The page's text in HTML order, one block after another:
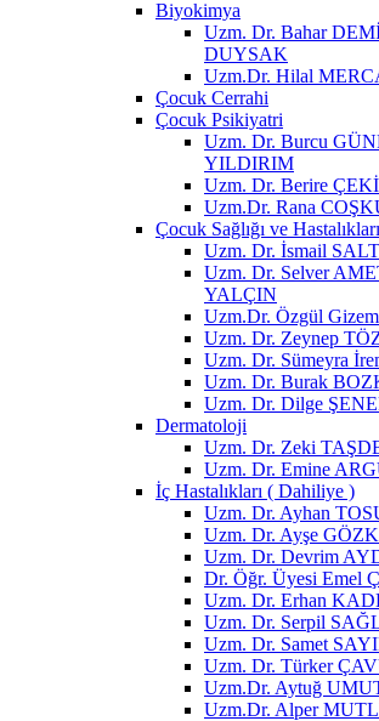
Biyokimya
Uzm. Dr. Bahar
DUYSAK
Uzm.Dr. Hilal
Çocuk Cerrahi
Çocuk Psikiyatri
Uzm. Dr. Burcu
YILDIRIM
Uzm. Dr. Berire
Uzm.Dr. Rana
Çocuk Sağlığı ve Hastalıkları
Uzm. Dr. İsmail
Uzm. Dr. Selver
YALÇIN
Uzm.Dr. Özgül
Uzm. Dr. Zeynep
Uzm. Dr. Sümeyra
Uzm. Dr. Burak
Uzm. Dr. Dilge
Dermatoloji
Uzm. Dr. Zeki
Uzm. Dr. Emine
İç Hastalıkları ( Dahiliye )
Uzm. Dr. Ayhan
Uzm. Dr. Ayşe
Uzm. Dr. Devrim
Dr. Öğr. Üyesi Emel
Uzm. Dr. Erhan
Uzm. Dr. Serpil
Uzm. Dr. Samet
Uzm. Dr. Türker
Uzm.Dr. Aytuğ
Uzm.Dr. Alper